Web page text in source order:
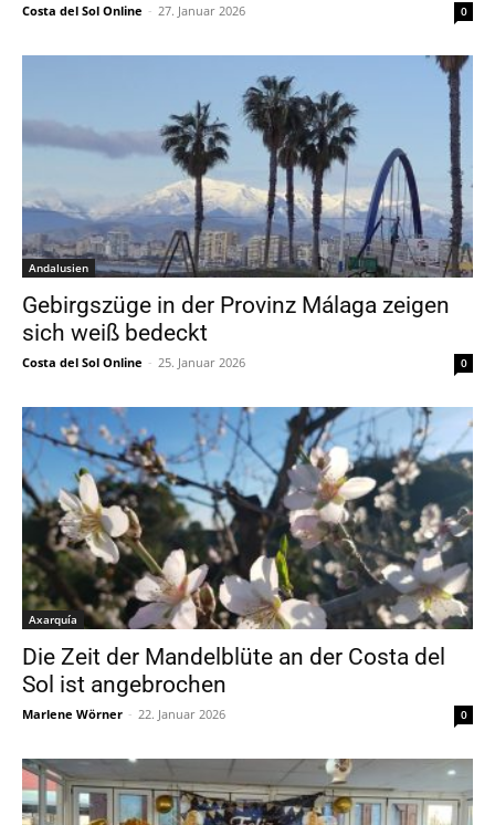
Costa del Sol Online - 27. Januar 2026 0
Andalusien
Gebirgszüge in der Provinz Málaga zeigen
sich weiß bedeckt
Costa del Sol Online - 25. Januar 2026 0
Axarquía
Die Zeit der Mandelblüte an der Costa del
Sol ist angebrochen
Marlene Wörner - 22. Januar 2026 0